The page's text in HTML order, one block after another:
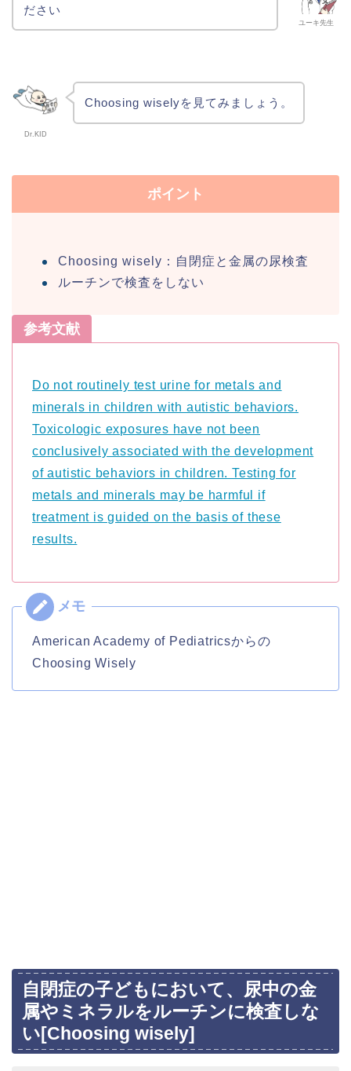
ユーキ先生
ださい
Dr.KID
Choosing wiselyを見てみましょう。
ポイント
Choosing wisely：自閉症と金属の尿検査
ルーチンで検査をしない
参考文献
Do not routinely test urine for metals and
minerals in children with autistic behaviors.
Toxicologic exposures have not been
conclusively associated with the development
of autistic behaviors in children. Testing for
metals and minerals may be harmful if
treatment is guided on the basis of these
results.
American Academy of Pediatricsからの
Choosing Wisely
自閉症の子どもにおいて、尿中の金
属やミネラルをルーチンに検査しな
い[Choosing wisely]